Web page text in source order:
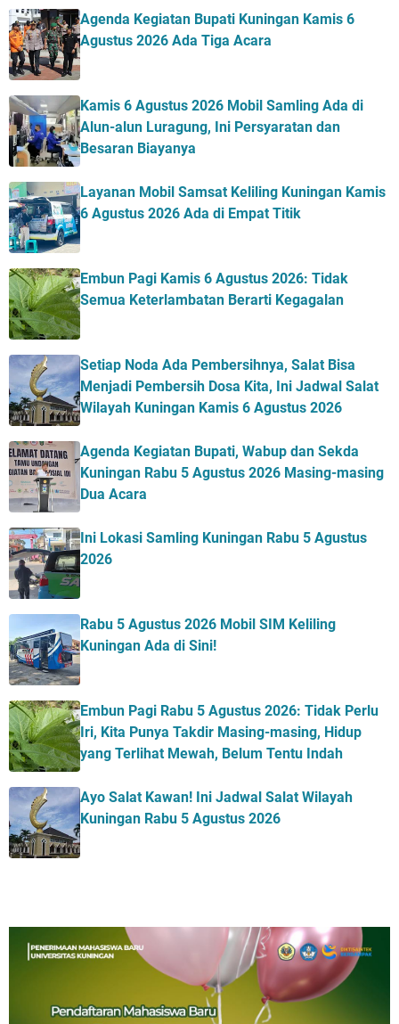
Agenda Kegiatan Bupati Kuningan Kamis 6
Agustus 2026 Ada Tiga Acara
Kamis 6 Agustus 2026 Mobil Samling Ada di
Alun-alun Luragung, Ini Persyaratan dan
Besaran Biayanya
Layanan Mobil Samsat Keliling Kuningan Kamis
6 Agustus 2026 Ada di Empat Titik
Embun Pagi Kamis 6 Agustus 2026: Tidak
Semua Keterlambatan Berarti Kegagalan
Setiap Noda Ada Pembersihnya, Salat Bisa
Menjadi Pembersih Dosa Kita, Ini Jadwal Salat
Wilayah Kuningan Kamis 6 Agustus 2026
Agenda Kegiatan Bupati, Wabup dan Sekda
Kuningan Rabu 5 Agustus 2026 Masing-masing
Dua Acara
Ini Lokasi Samling Kuningan Rabu 5 Agustus
2026
Rabu 5 Agustus 2026 Mobil SIM Keliling
Kuningan Ada di Sini!
Embun Pagi Rabu 5 Agustus 2026: Tidak Perlu
Iri, Kita Punya Takdir Masing-masing, Hidup
yang Terlihat Mewah, Belum Tentu Indah
Ayo Salat Kawan! Ini Jadwal Salat Wilayah
Kuningan Rabu 5 Agustus 2026